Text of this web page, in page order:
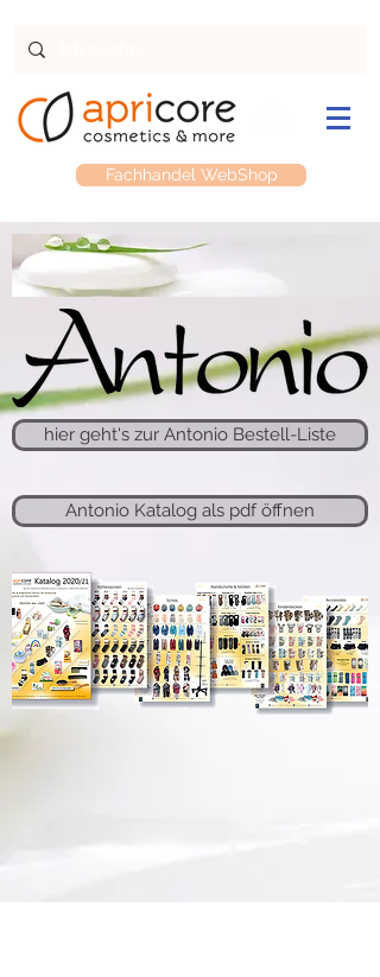
Fachhandel WebShop
hier geht's zur Antonio Bestell-Liste
Antonio Katalog als pdf öffnen